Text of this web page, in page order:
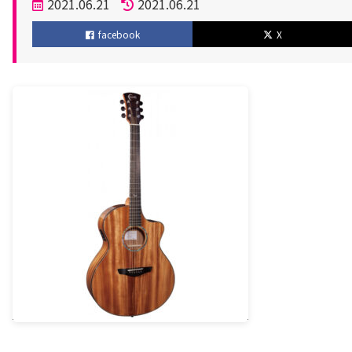
投
稿
日
2021.06.21
更
新
2021.06.21
facebook X